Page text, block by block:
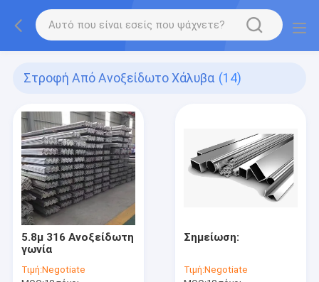
Στροφή Από Ανοξείδωτο Χάλυβα (14)
5.8μ 316 Ανοξείδωτη
γωνία
Τιμή:Negotiate
Σημείωση:
Τιμή:Negotiate